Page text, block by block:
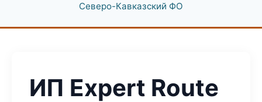
Северо-Кавказский ФО
ИП Expert Route